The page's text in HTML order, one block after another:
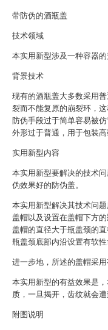
带防伪的酒瓶盖
技术领域
本实用新型涉及一种容器
背景技术
现有的酒瓶盖大多数采用
裂而不能复原的崩裂环，
防伪手段过于简单容易被
外形过于普通，用于包装
实用新型内容
本实用新型要解决的技术
伪效果好的防伪盖。
本实用新型解决其技术问
盖帽以及设置在盖帽下方
盖帽的直径大于瓶盖颈的
瓶盖颈底部内沿设置有软
进一步地，所述的盖帽采
本实用新型的有益效果是
质，一旦揭开，齿纹就会
附图说明